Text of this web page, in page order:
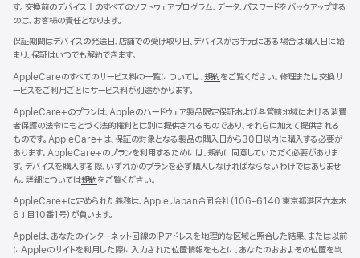
す。交換前のデバイス上のすべてのソフトウェアプログラム、データ、パスワードをバックアップする
のは、お客様の責任となります。
保証期間はデバイスの発送日、店舗での受け取り日、デバイスがお手元にある場合は購入日に始
まり、保証はいつでも解約できます。
AppleCareのすべてのサービス料の一覧については、規約をご覧ください。修理または交換サ
ービスをご利用ごとにサービス料が別途かかります。
AppleCare+のプランは、Appleのハードウェア製品限定保証および各管轄地域における消費
者保護の法令にもとづく法的権利とは別に提供されるものであり、それらに加えて提供される
ものです。AppleCare+は、保証の対象となる製品の購入日から30日以内に購入する必要が
あります。AppleCare+のプランを利用するためには、規約に同意していただく必要がありま
す。デバイスを購入する際、いずれかのプランを必ず購入しなければならないわけではありませ
ん。詳細については規約${translate.store.a11y.opens_new_window}
をご覧ください。
AppleCare+に定められた義務は、Apple Japan合同会社（106-6140 東京都港区六本木
6丁目10番1号）が負いま す 。
Appleは、あなたのインターネット回線のIPアドレスを地理的な区域と照合した結果、または以前
にAppleのサイトを利用した際に入力された位置情報をもとに、あなたのおおよその位置を判